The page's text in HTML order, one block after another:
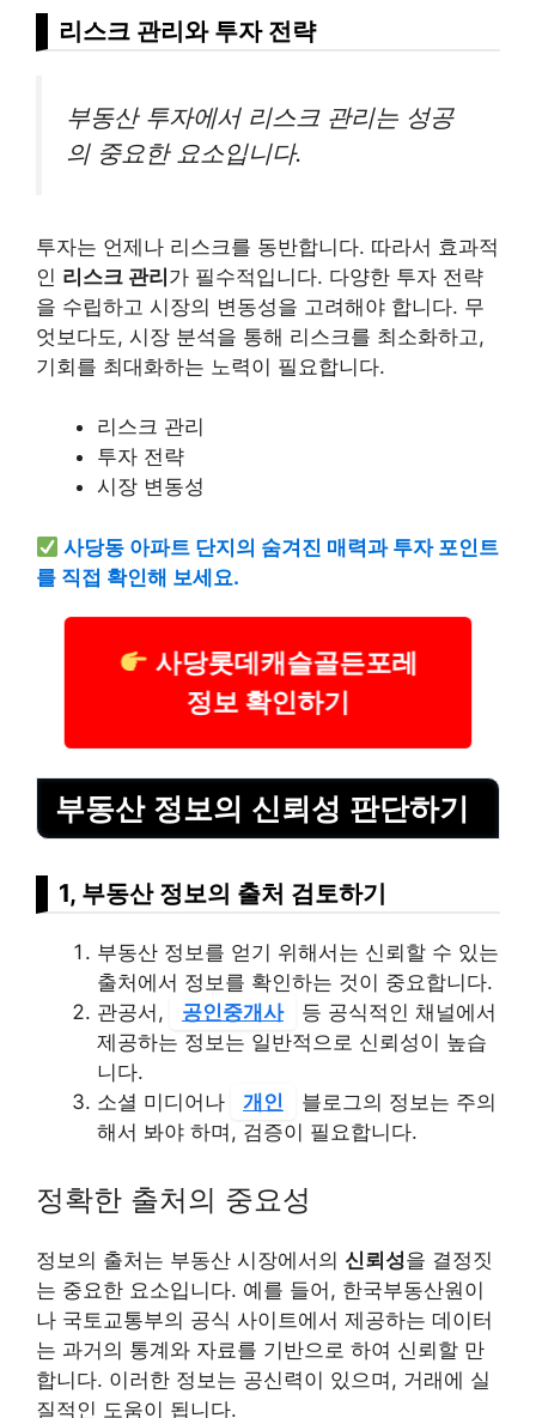
리스크 관리와 투자 전략
부동산 투자에서 리스크 관리는 성공
의 중요한 요소입니다.
투자는 언제나 리스크를 동반합니다. 따라서 효과적
인 리스크 관리가 필수적입니다. 다양한 투자 전략
을 수립하고 시장의 변동성을 고려해야 합니다. 무
엇보다도, 시장 분석을 통해 리스크를 최소화하고,
기회를 최대화하는 노력이 필요합니다.
리스크 관리
투자 전략
시장 변동성
사당동 아파트 단지의 숨겨진 매력과 투자 포인트
를 직접 확인해 보세요.
사당롯데캐슬골든포레
정보 확인하기
부동산 정보의 신뢰성 판단하기
1, 부동산 정보의 출처 검토하기
부동산 정보를 얻기 위해서는 신뢰할 수 있는
출처에서 정보를 확인하는 것이 중요합니다.
관공서,
공인중개사
등 공식적인 채널에서
제공하는 정보는 일반적으로 신뢰성이 높습
니다.
소셜 미디어나
개인
블로그의 정보는 주의
해서 봐야 하며, 검증이 필요합니다.
정확한 출처의 중요성
정보의 출처는 부동산 시장에서의 신뢰성을 결정짓
는 중요한 요소입니다. 예를 들어, 한국부동산원이
나 국토교통부의 공식 사이트에서 제공하는 데이터
는 과거의 통계와 자료를 기반으로 하여 신뢰할 만
합니다. 이러한 정보는 공신력이 있으며, 거래에 실
질적인 도움이 됩니다.